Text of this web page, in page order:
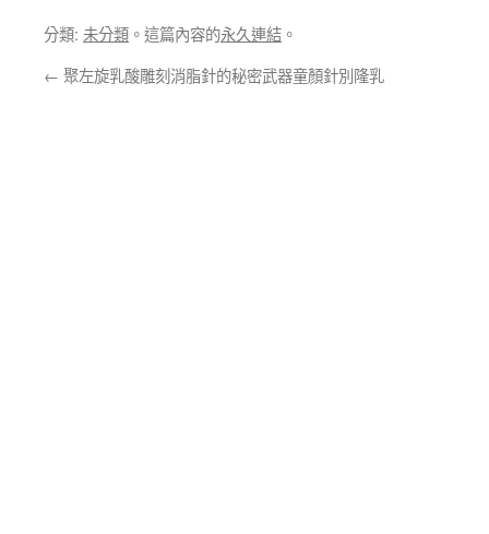
分類: 未分類 。這篇內容的永久連結 。
← 聚左旋乳酸雕刻消脂針的秘密武器童顏針別隆乳